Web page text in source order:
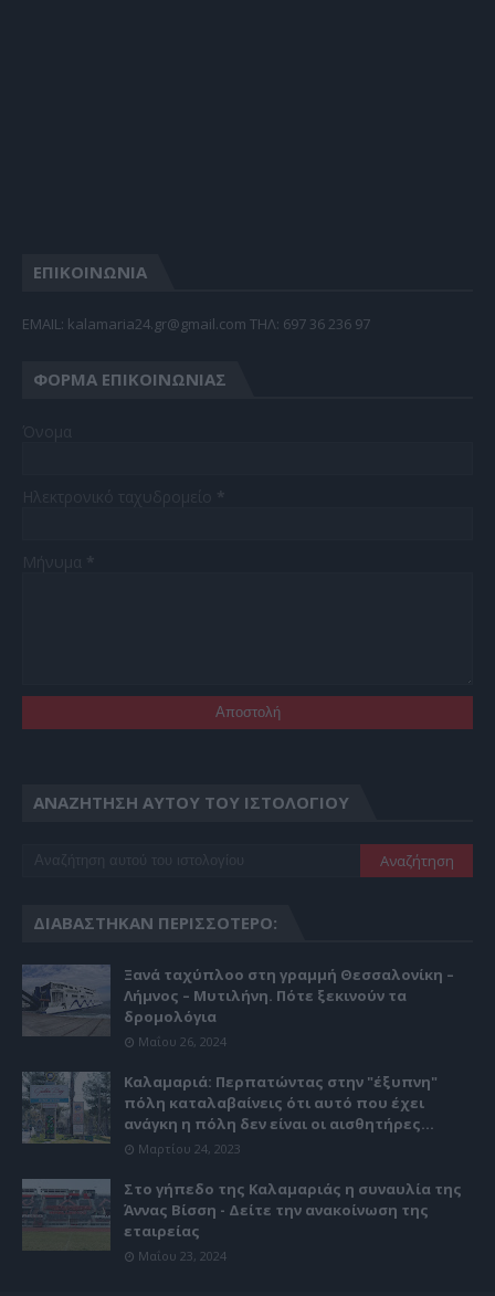
ΕΠΙΚΟΙΝΩΝΙΑ
EMAIL: kalamaria24.gr@gmail.com TΗΛ: 697 36 236 97
ΦΌΡΜΑ ΕΠΙΚΟΙΝΩΝΊΑΣ
ΑΝΑΖΉΤΗΣΗ ΑΥΤΟΎ ΤΟΥ ΙΣΤΟΛΟΓΊΟΥ
ΔΙΑΒΆΣΤΗΚΑΝ ΠΕΡΙΣΣΌΤΕΡΟ:
Ξανά ταχύπλοο στη γραμμή Θεσσαλονίκη –
Λήμνος – Μυτιλήνη. Πότε ξεκινούν τα
δρομολόγια
Μαΐου 26, 2024
Καλαμαριά: Περπατώντας στην "έξυπνη"
πόλη καταλαβαίνεις ότι αυτό που έχει
ανάγκη η πόλη δεν είναι οι αισθητήρες...
Μαρτίου 24, 2023
Στο γήπεδο της Καλαμαριάς η συναυλία της
Άννας Βίσση - Δείτε την ανακοίνωση της
εταιρείας
Μαΐου 23, 2024